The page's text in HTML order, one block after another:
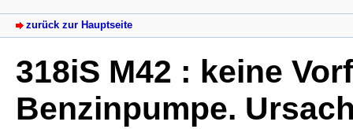
zurück zur Hauptseite
318iS M42 : keine
Benzinpumpe.